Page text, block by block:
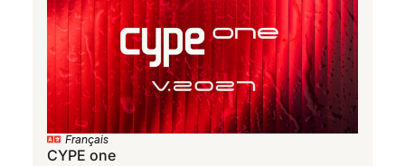
Français
CYPE one